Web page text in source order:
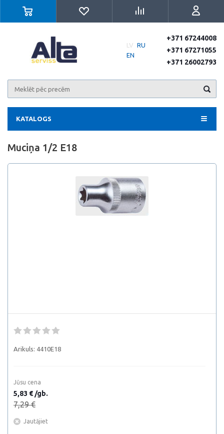
LV RU
EN
+371 67244008
+371 67271055
+371 26002793
KATALOGS
Muciņa 1/2 E18
Arikuls: 4410E18
Jūsu cena
5,83 € /gb.
7,29 €
Jautājiet